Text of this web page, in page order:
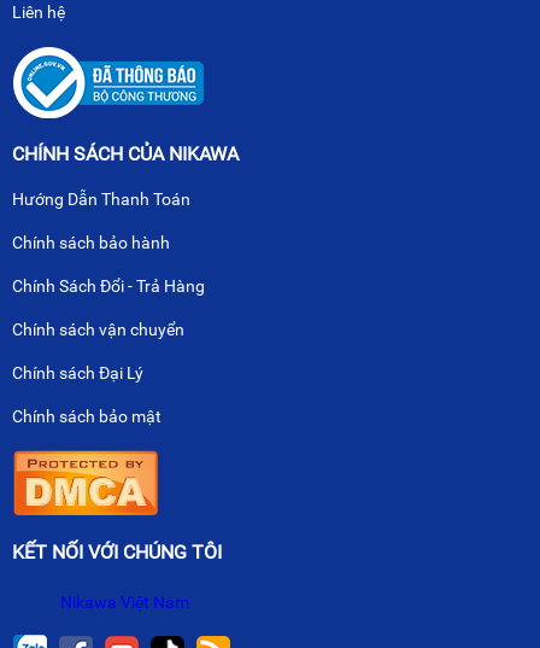
Liên hệ
CHÍNH SÁCH CỦA NIKAWA
Hướng Dẫn Thanh Toán
Chính sách bảo hành
Chính Sách Đổi - Trả Hàng
Chính sách vận chuyển
Chính sách Đại Lý
Chính sách bảo mật
KẾT NỐI VỚI CHÚNG TÔI
Nikawa Việt Nam